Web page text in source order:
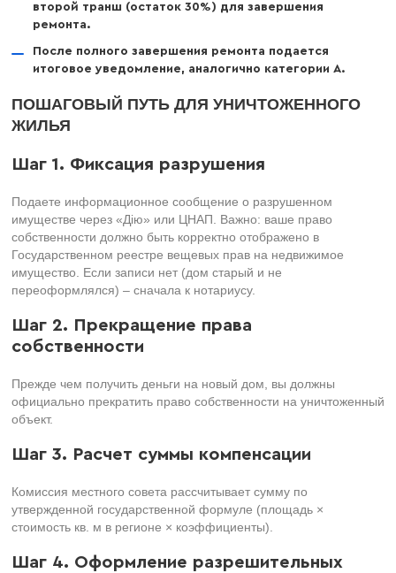
второй транш (остаток 30%) для завершения
ремонта.
После полного завершения ремонта подается
итоговое уведомление, аналогично категории А.
ПОШАГОВЫЙ ПУТЬ ДЛЯ УНИЧТОЖЕННОГО
ЖИЛЬЯ
Шаг 1. Фиксация разрушения
Подаете информационное сообщение о разрушенном
имуществе через «Дію» или ЦНАП. Важно: ваше право
собственности должно быть корректно отображено в
Государственном реестре вещевых прав на недвижимое
имущество. Если записи нет (дом старый и не
переоформлялся) – сначала к нотариусу.
Шаг 2. Прекращение права
собственности
Прежде чем получить деньги на новый дом, вы должны
официально прекратить право собственности на уничтоженный
объект.
Шаг 3. Расчет суммы компенсации
Комиссия местного совета рассчитывает сумму по
утвержденной государственной формуле (площадь ×
стоимость кв. м в регионе × коэффициенты).
Шаг 4. Оформление разрешительных